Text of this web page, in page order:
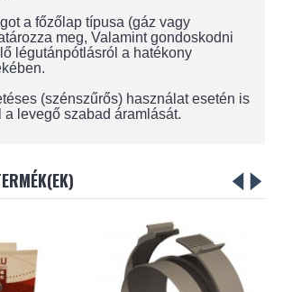
a főzőlap típusa (gáz vagy
meg, Valamint gondoskodni
légutánpótlásról a hatékony
(szénszűrős) használat esetén is
a levegő szabad áramlását.